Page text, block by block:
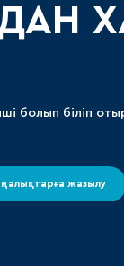
болып біліп
жазылу